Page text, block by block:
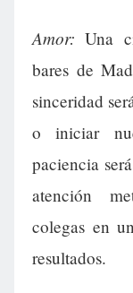
Amor: Una
bares de
sinceridad
o iniciar
paciencia
atención
colegas en
resultados.